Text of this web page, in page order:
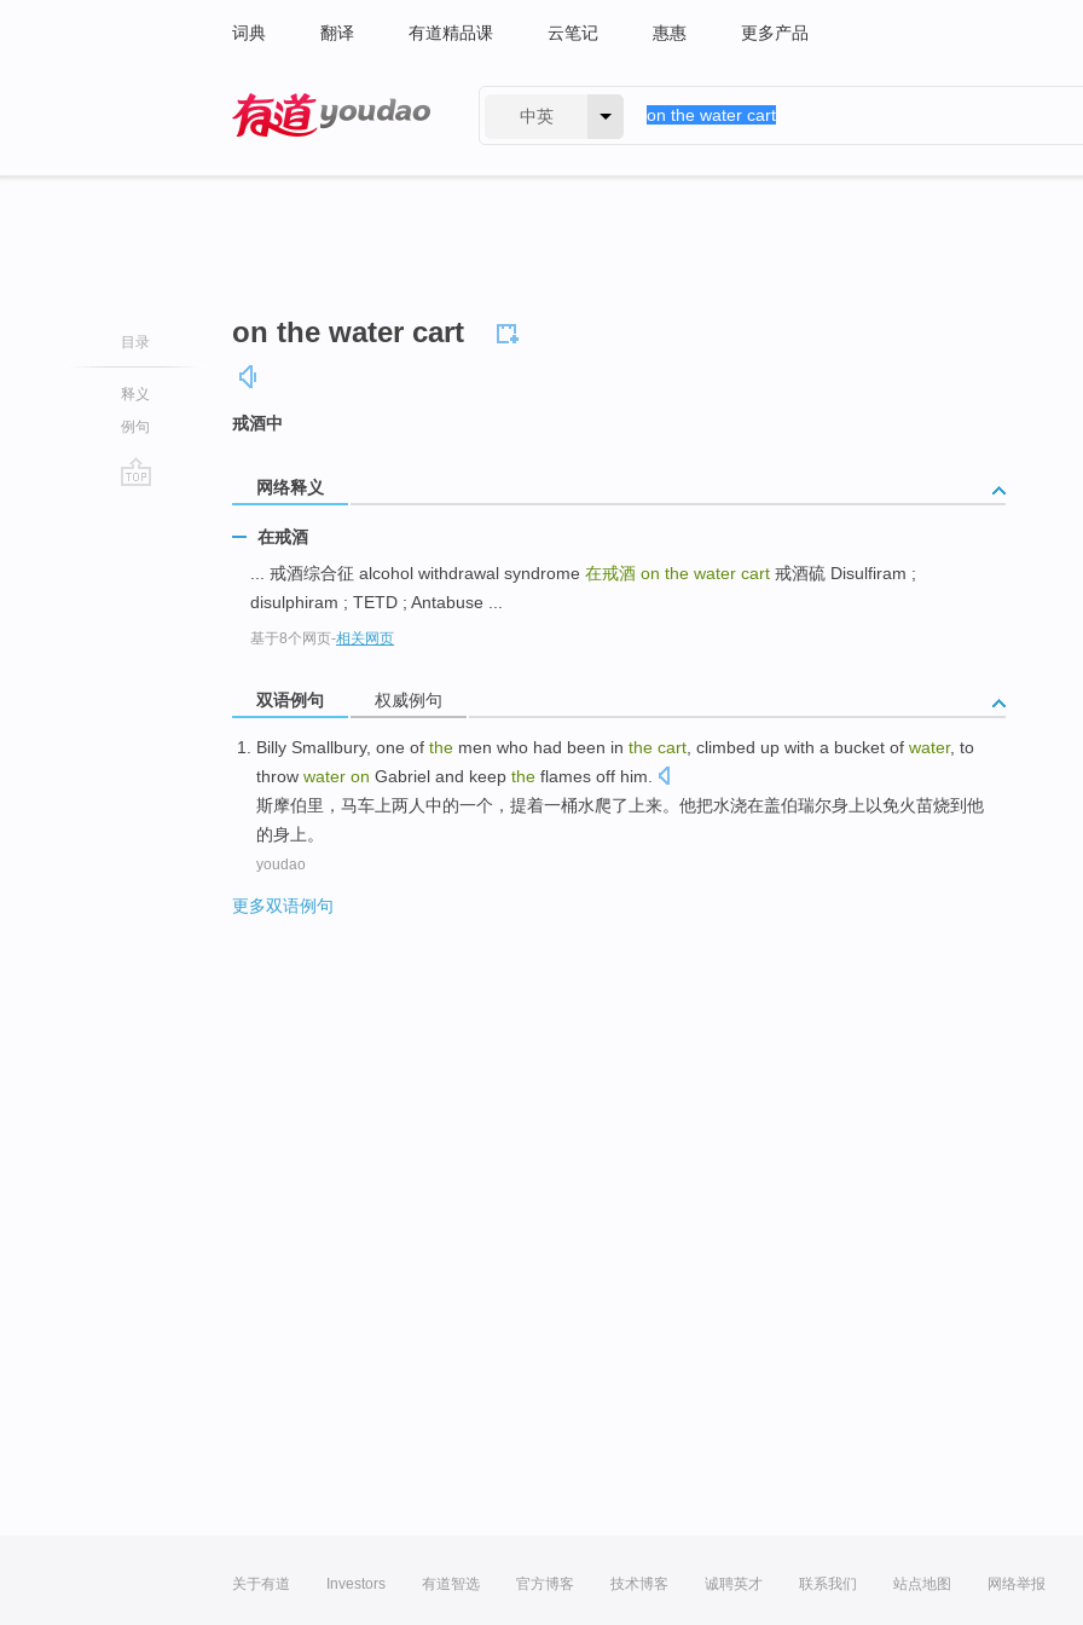
词典 翻译 有道精品课 云笔记 惠惠 更多产品
中英
目录
释义
例句
on the water cart
戒酒中
网络释义
在戒酒
... 戒酒综合征 alcohol withdrawal syndrome 在戒酒 on the water cart 戒酒硫 Disulfiram ;
disulphiram ; TETD ; Antabuse ...
基于8个网页-相关网页
双语例句 权威例句
Billy Smallbury, one of the men who had been in the cart, climbed up with a bucket of water, to
throw water on Gabriel and keep the flames off him.
斯摩伯里， 马车上两人中的一个，提着一桶水爬了上来。 他把水浇在盖伯瑞尔身上以免火苗烧到他
的身上。
youdao
更多双语例句
关于有道 Investors 有道智选 官方博客 技术博客 诚聘英才 联系我们 站点地图 网络举报